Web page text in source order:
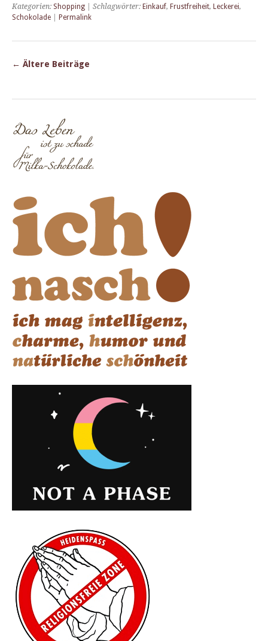
Kategorien: Shopping | Schlagwörter: Einkauf, Frustfreiheit, Leckerei,
Schokolade
Permalink
← Ältere Beiträge